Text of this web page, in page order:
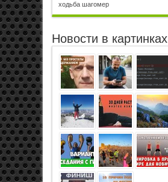
ходьба шагомер
Новости в картинках